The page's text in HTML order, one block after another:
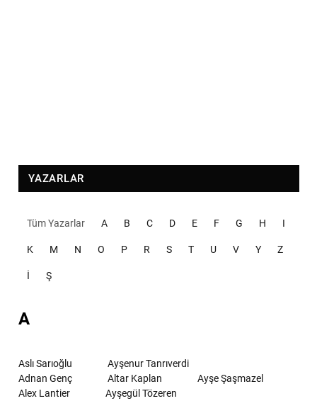
YAZARLAR
Tüm Yazarlar A B C D E F G H I
K M N O P R S T U V Y Z
İ Ş
A
Aslı Sarıoğlu
Ayşenur Tanrıverdi
Adnan Genç
Altar Kaplan
Ayşe Şaşmazel
Alex Lantier
Ayşegül Tözeren